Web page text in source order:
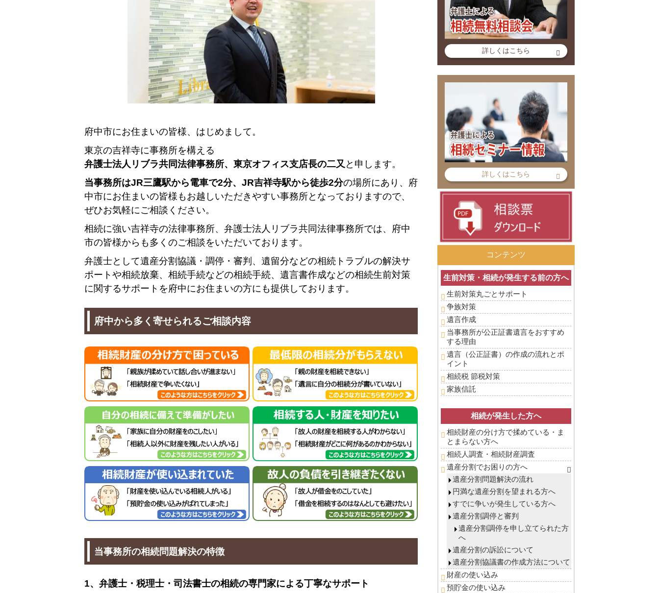
府中市にお住まいの皆様、はじめまして。
東京の吉祥寺に事務所を構える
弁護士法人リブラ共同法律事務所、東京オフィス支店長の二又 と申します。
当事務所はJR三鷹駅から電車で2分、JR吉祥寺駅から徒歩2分の場所にあり、府
中市にお住まいの皆様もお越しいただきやすい事務所となっておりますので、
ぜひお気軽にご相談ください。
相続に強い吉祥寺の法律事務所、弁護士法人リブラ共同法律事務所では、府中
市の皆様からも多くのご相談をいただいております。
弁護士として遺産分割協議・調停・審判、遺留分などの相続トラブルの解決サ
ポートや相続放棄、相続手続などの相続手続、遺言書作成などの相続生前対策
に関するサポートを府中にお住まいの方にも提供しております。
府中から多く寄せられるご相談内容
当事務所の相続問題解決の特徴
1、弁護士・税理士・司法書士の相続の専門家による丁寧なサポート
詳しくはこちら
詳しくはこちら
コンテンツ
生前対策・相続が発生する前の方へ
生前対策丸ごとサポート
争族対策
遺言作成
当事務所が公正証書遺言をおすすめ
する理由
遺言（公正証書）の作成の流れとポ
イント
相続税 節税対策
家族信託
相続が発生した方へ
相続財産の分け方で揉めている・ま
とまらない方へ
相続人調査・相続財産調査
遺産分割でお困りの方へ
遺産分割問題解決の流れ
円満な遺産分割を望まれる方へ
すでに争いが発生している方へ
遺産分割調停と審判
遺産分割調停を申し立てられた方
へ
遺産分割の訴訟について
遺産分割協議書の作成方法について
財産の使い込み
預貯金の使い込み